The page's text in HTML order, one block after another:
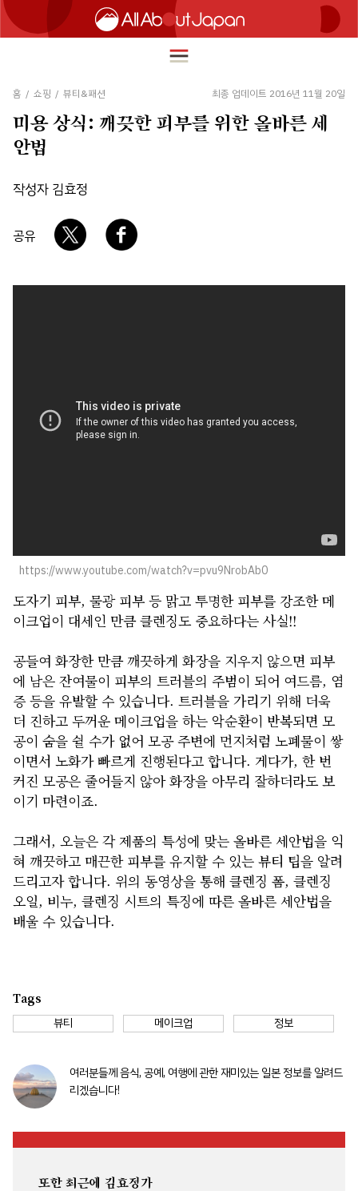
HOME
여행
푸드
즐길거리
이노베이션
홈 / 쇼핑 / 뷰티&패션 최종 업데이트 2016년 11월 20일
미용 상식: 깨끗한 피부를 위한 올바른 세
안법
작성자 김효정
공유
https://www.youtube.com/watch?v=pvu9NrobAb0
도자기 피부, 물광 피부 등 맑고 투명한 피부를 강조한 메
이크업이 대세인 만큼 클렌징도 중요하다는 사실!!
공들여 화장한 만큼 깨끗하게 화장을 지우지 않으면 피부
에 남은 잔여물이 피부의 트러블의 주범이 되어 여드름, 염
증 등을 유발할 수 있습니다. 트러블을 가리기 위해 더욱
더 진하고 두꺼운 메이크업을 하는 악순환이 반복되면 모
공이 숨을 쉴 수가 없어 모공 주변에 먼지처럼 노폐물이 쌓
이면서 노화가 빠르게 진행된다고 합니다. 게다가, 한 번
커진 모공은 줄어들지 않아 화장을 아무리 잘하더라도 보
이기 마련이죠.
그래서, 오늘은 각 제품의 특성에 맞는 올바른 세안법을 익
혀 깨끗하고 매끈한 피부를 유지할 수 있는 뷰티 팁을 알려
드리고자 합니다. 위의 동영상을 통해 클렌징 폼, 클렌징
오일, 비누, 클렌징 시트의 특징에 따른 올바른 세안법을
배울 수 있습니다.
Tags
뷰티 메이크업 정보
여러분들께 음식, 공예, 여행에 관한 재미있는 일본 정보를 알려드
리겠습니다!
또한 최근에 김효정가